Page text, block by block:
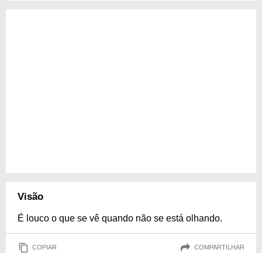
Visão
É louco o que se vê quando não se está olhando.
COPIAR COMPARTILHAR